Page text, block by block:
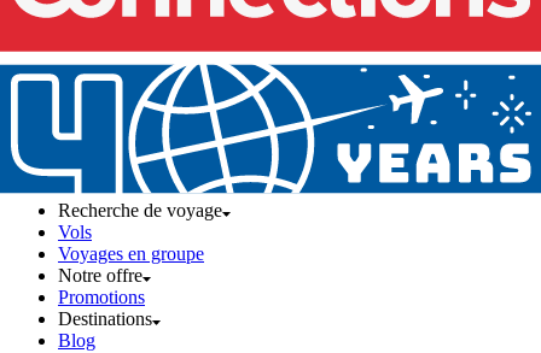
Recherche de voyage
Vols
Voyages en groupe
Notre offre
Promotions
Destinations
Blog